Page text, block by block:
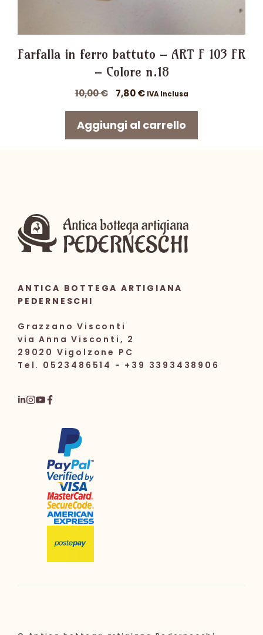
Farfalla in ferro battuto – ART F 103 FR
– Colore n.18
10,00€
Il
originale
era:
7,80€Il
attuale
IVA Inclusa
Aggiungi al carrello
ANTICA BOTTEGA ARTIGIANA
PEDERNESCHI
Grazzano Visconti
via Anna Visconti, 2
29020 Vigolzone PC
Tel. 0523486514 - +39 3393438906